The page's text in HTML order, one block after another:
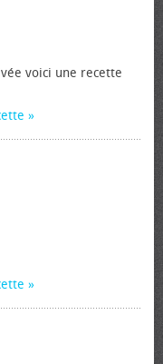
voici une recette